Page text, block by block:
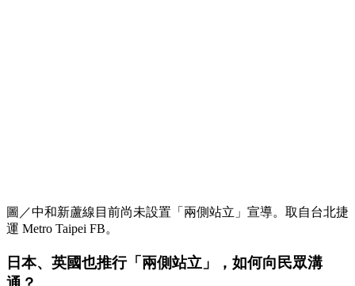
圖／中和新蘆線目前尚未設置「兩側站立」宣導。取自台北捷
運 Metro Taipei FB。
日本、英國也推行「兩側站立」，如何向民眾溝